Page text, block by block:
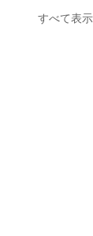
すべて表示